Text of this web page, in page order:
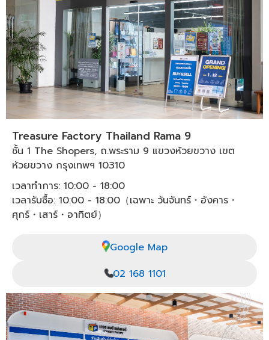
Treasure Factory Thailand Rama 9
ชั้น 1 The Shopers, ถ.พระราม 9 แขวงห้วยขวาง เขต
ห้วยขวาง กรุงเทพฯ 10310
เวลาทำการ: 10:00 - 18:00
เวลารับซื้อ: 10:00 - 18:00（เฉพาะ วันจันทร์・อังคาร・
ศุกร์・เสาร์・อาทิตย์）
Google Map
02 168 1101